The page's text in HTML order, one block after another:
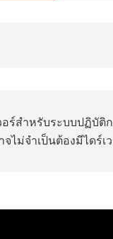
อร์สำหรับระบบปฏิบัติ
ไม่จำเป็นต้องมีไดร์เ